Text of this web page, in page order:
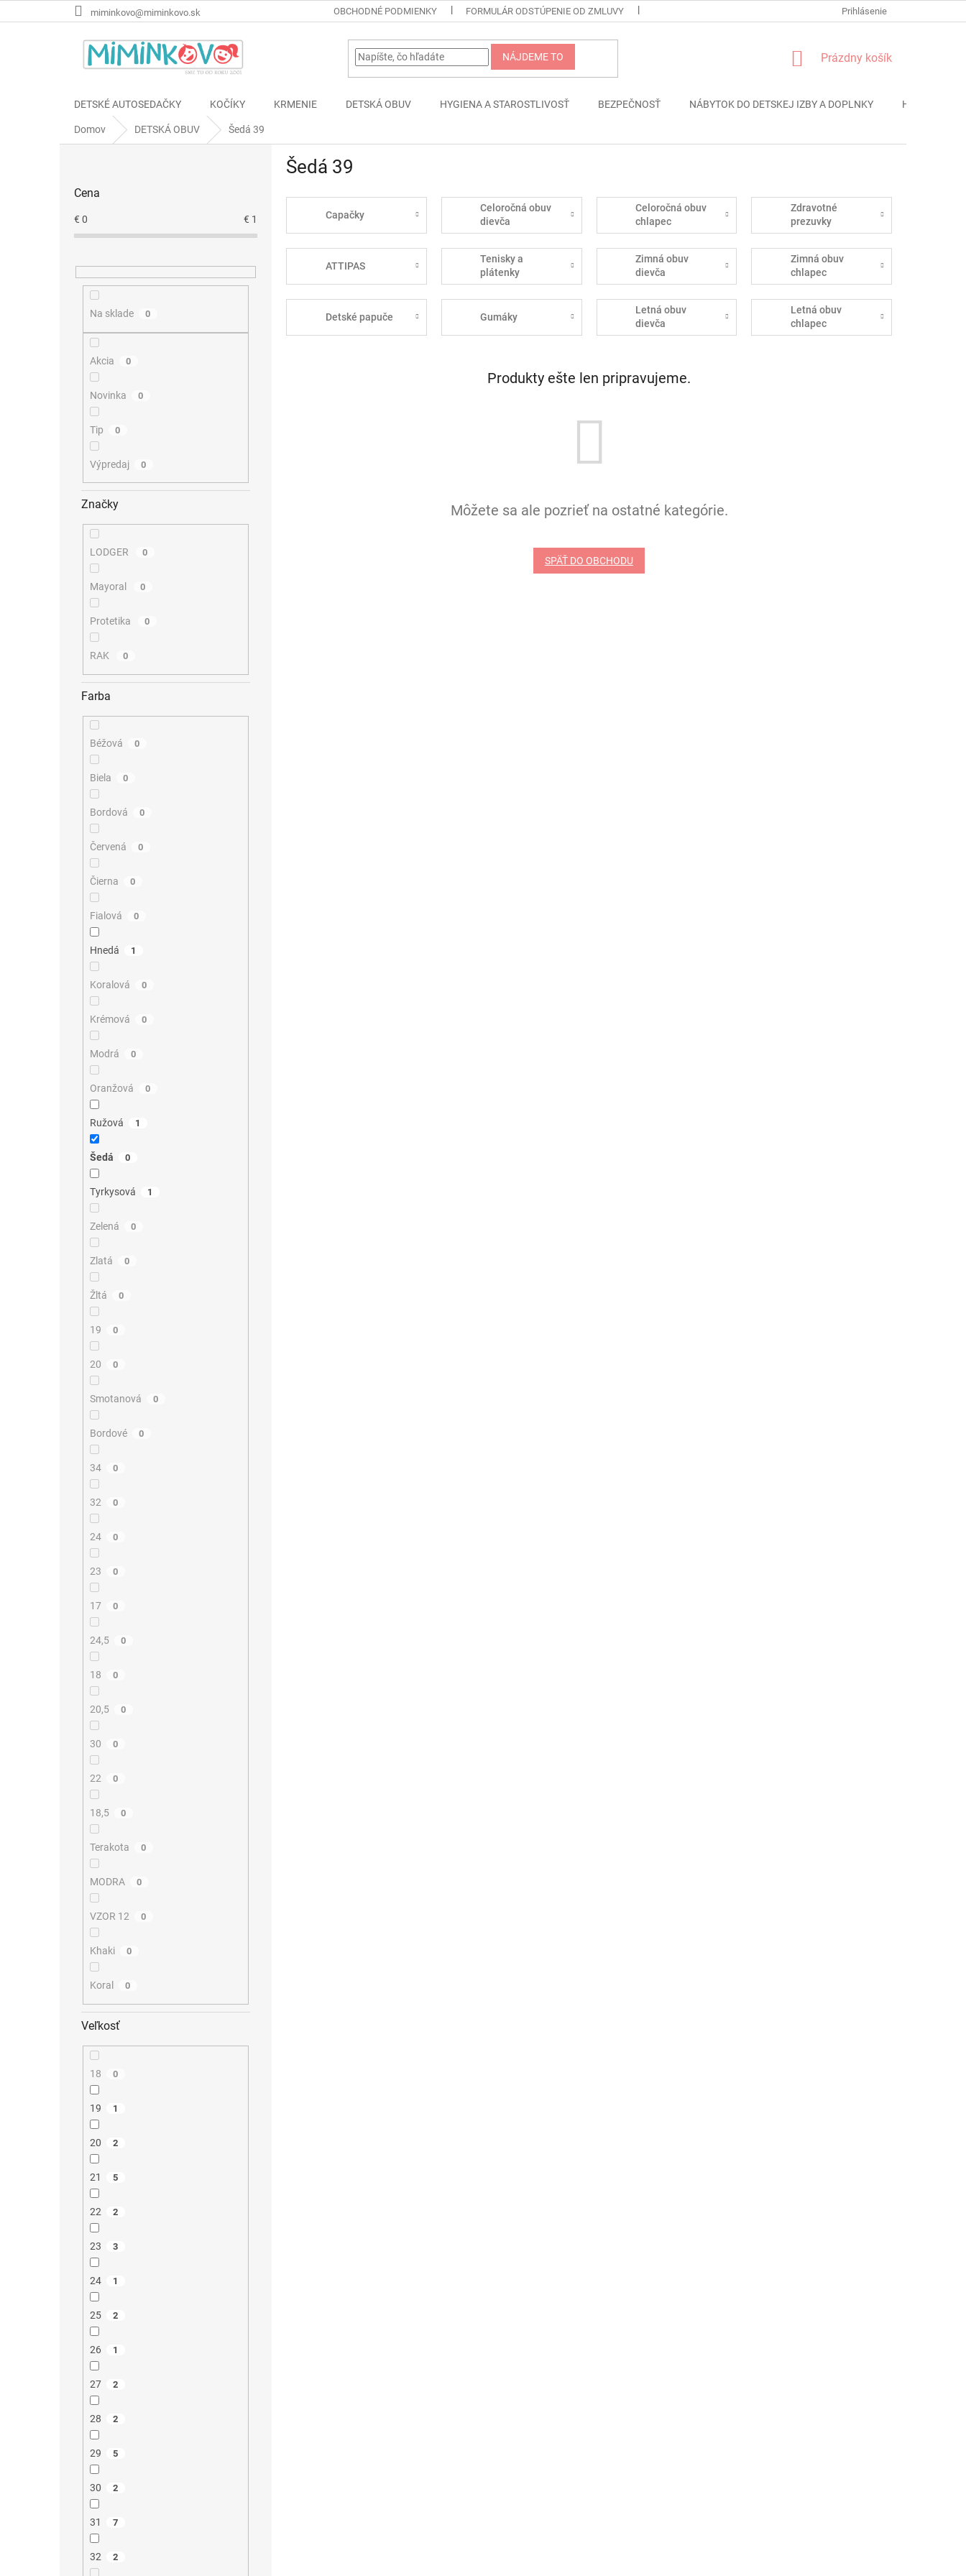
na
miminkovo@miminkovo.sk OBCHODNÉ PODMIENKY FORMULÁR ODSTÚPENIE OD ZMLUVY PODMIENKY OCHRANY OSOBNÝCH
Prihlásenie
NÁJDEME TO
NÁKUPNÝ
Prázdny košík
DETSKÉ AUTOSEDAČKY KOČÍKY KRMENIE DETSKÁ OBUV HYGIENA A STAROSTLIVOSŤ BEZPEČNOSŤ NÁBYTOK DO DETSKEJ IZBY A DOPLNKY HRAČKY
Domov DETSKÁ OBUV Šedá 39
Cena
€ 0 € 1
Na sklade 0
Akcia 0
Novinka 0
Tip 0
Výpredaj 0
Značky
LODGER 0
Mayoral 0
Protetika 0
RAK 0
Farba
Béžová 0
Biela 0
Bordová 0
Červená 0
Čierna 0
Fialová 0
Hnedá 1
Koralová 0
Krémová 0
Modrá 0
Oranžová 0
Ružová 1
Šedá 0
Tyrkysová 1
Zelená 0
Zlatá 0
Žltá 0
19 0
20 0
Smotanová 0
Bordové 0
34 0
32 0
24 0
23 0
17 0
24,5 0
18 0
20,5 0
30 0
22 0
18,5 0
Terakota 0
MODRA 0
VZOR 12 0
Khaki 0
Koral 0
Veľkosť
18 0
19 1
20 2
21 5
22 2
23 3
24 1
25 2
26 1
27 2
28 2
29 5
30 2
31 7
32 2
Šedá 39
Capačky
Celoročná obuv
dievča
Celoročná obuv
chlapec
Zdravotné
prezuvky
ATTIPAS
Tenisky a
plátenky
Zimná obuv
dievča
Zimná obuv
chlapec
Detské papuče Gumáky
Letná obuv
dievča
Letná obuv
chlapec
Produkty ešte len pripravujeme.
Môžete sa ale pozrieť na ostatné kategórie.
SPÄŤ DO OBCHODU